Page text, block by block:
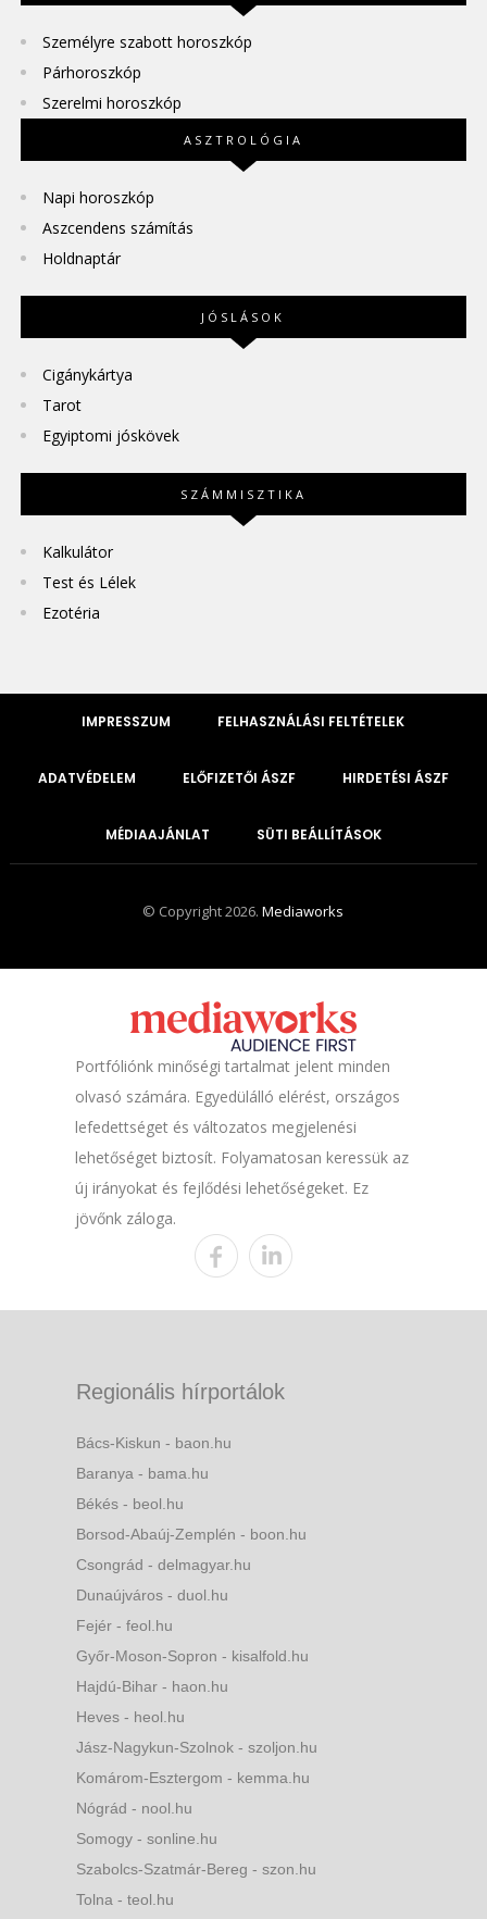
Személyre szabott horoszkóp
Párhoroszkóp
Szerelmi horoszkóp
ASZTROLÓGIA
Napi horoszkóp
Aszcendens számítás
Holdnaptár
JÓSLÁSOK
Cigánykártya
Tarot
Egyiptomi jóskövek
SZÁMMISZTIKA
Kalkulátor
Test és Lélek
Ezotéria
IMPRESSZUM FELHASZNÁLÁSI FELTÉTELEK
ADATVÉDELEM ELŐFIZETŐI ÁSZF HIRDETÉSI ÁSZF
MÉDIAAJÁNLAT SÜTI BEÁLLÍTÁSOK
© Copyright 2026.Mediaworks
Portfóliónk minőségi tartalmat jelent minden
olvasó számára. Egyedülálló elérést, országos
lefedettséget és változatos megjelenési
lehetőséget biztosít. Folyamatosan keressük az
új irányokat és fejlődési lehetőségeket. Ez
jövőnk záloga.
Regionális hírportálok
Bács-Kiskun - baon.hu
Baranya - bama.hu
Békés - beol.hu
Borsod-Abaúj-Zemplén - boon.hu
Csongrád - delmagyar.hu
Dunaújváros - duol.hu
Fejér - feol.hu
Győr-Moson-Sopron - kisalfold.hu
Hajdú-Bihar - haon.hu
Heves - heol.hu
Jász-Nagykun-Szolnok - szoljon.hu
Komárom-Esztergom - kemma.hu
Nógrád - nool.hu
Somogy - sonline.hu
Szabolcs-Szatmár-Bereg - szon.hu
Tolna - teol.hu